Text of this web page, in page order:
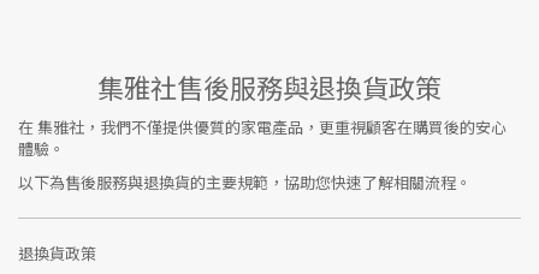
集雅社售後服務與退換貨政策
在集雅社 ，我們不僅提供優質的家電產品，更重視顧客在購買後的安心
體驗。
以下為售後服務與退換貨的主要規範，協助您快速了解相關流程。
退換貨政策